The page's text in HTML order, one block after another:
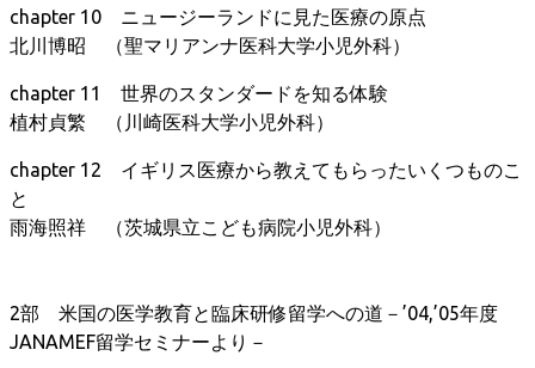
chapter 10 ニュージーランドに見た医療の原点
北川博昭 （聖マリアンナ医科大学小児外科）
chapter 11 世界のスタンダードを知る体験
植村貞繁 （川崎医科大学小児外科）
chapter 12 イギリス医療から教えてもらったいくつものこ
と
雨海照祥 （茨城県立こども病院小児外科）
2部 米国の医学教育と臨床研修留学への道－’04,’05年度
JANAMEF留学セミナーより－